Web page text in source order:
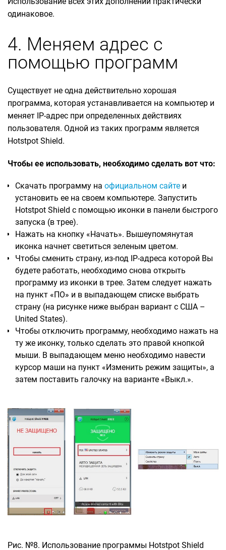
одинаковое.
4. Меняем адрес с
помощью программ
Существует не одна действительно хорошая
программа, которая устанавливается на компьютер и
меняет IP-адрес при определенных действиях
пользователя. Одной из таких программ является
Hotstpot Shield.
Чтобы ее использовать, необходимо сделать вот что:
Скачать программу на официальном сайте и
установить ее на своем компьютере. Запустить
Hotstpot Shield с помощью иконки в панели быстрого
запуска (в трее).
Нажать на кнопку «Начать». Вышеупомянутая
иконка начнет светиться зеленым цветом.
Чтобы сменить страну, из-под IP-адреса которой Вы
будете работать, необходимо снова открыть
программу из иконки в трее. Затем следует нажать
на пункт «ПО» и в выпадающем списке выбрать
страну (на рисунке ниже выбран вариант с США –
United States).
Чтобы отключить программу, необходимо нажать на
ту же иконку, только сделать это правой кнопкой
мыши. В выпадающем меню необходимо навести
курсор маши на пункт «Изменить режим защиты», а
затем поставить галочку на варианте «Выкл.».
Рис. №8. Использование программы Hotstpot Shield